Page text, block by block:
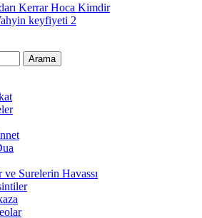
Kerrar Hoca Kimdir
keyfiyeti 2
Surelerin Havassı